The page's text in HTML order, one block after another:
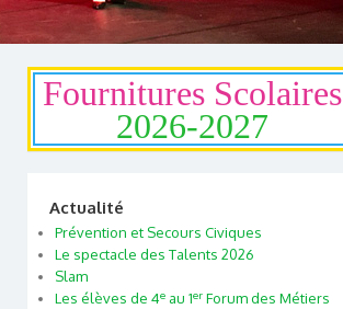
Fournitures Scolaires
2026-2027
Actualité
Prévention et Secours Civiques
Le spectacle des Talents 2026
Slam
Les élèves de 4e au 1er Forum des Métiers